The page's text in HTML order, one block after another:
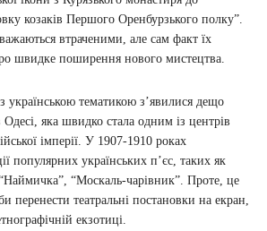
козаків Першого Оренбурзького полку”.
втраченими, але сам факт їх
швидке поширення нового мистецтва.
українською тематикою з’явилися дещо
яка швидко стала одним із центрів
імперії. У 1907-1910 роках
популярних українських п’єс, таких як
“Москаль-чарівник”. Проте, це
перенести театральні постановки на екран,
екзотиці.